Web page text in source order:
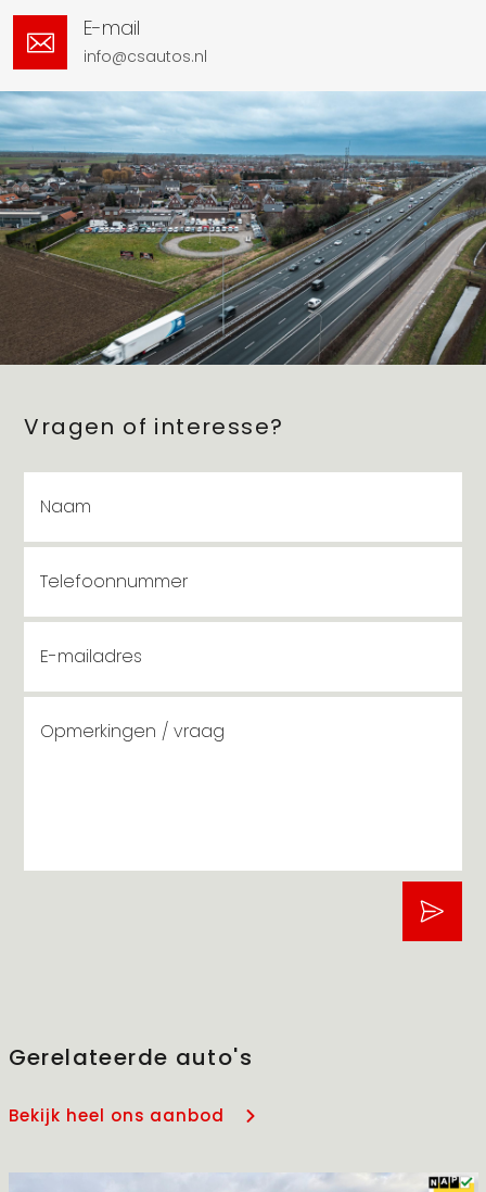
E-mail
info@csautos.nl
Vragen of interesse?
Gerelateerde auto's
Bekijk heel ons aanbod